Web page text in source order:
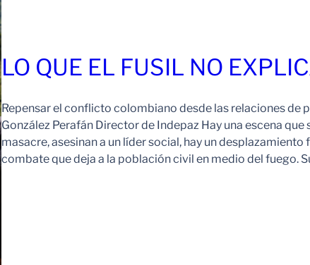
LO QUE EL FUSIL NO
Repensar el conflicto colombiano desde las relaciones de
González Perafán Director de Indepaz Hay una escena que
masacre, asesinan a un líder social, hay un
combate que deja a la población civil en medio del fuego.